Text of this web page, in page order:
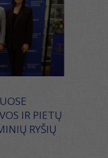
IR PIETŲ
RYŠIŲ